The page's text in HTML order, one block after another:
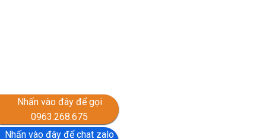
Nhấn vào đây để gọi
0963.268.675
Nhấn vào đây để chat zalo